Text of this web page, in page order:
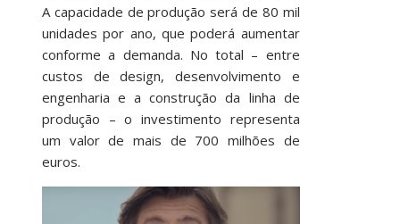
A capacidade de produção será de 80 mil
unidades por ano, que poderá aumentar
conforme a demanda. No total – entre
custos de design, desenvolvimento e
engenharia e a construção da linha de
produção – o investimento representa
um valor de mais de 700 milhões de
euros.